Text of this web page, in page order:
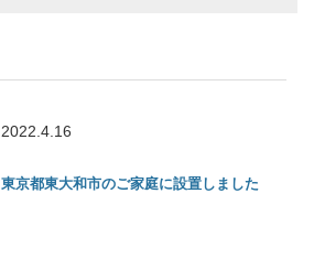
2022.4.16
東京都東大和市のご家庭に設置しました